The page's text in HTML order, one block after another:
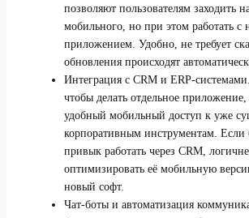
позволяют пользователям заходить
мобильного, но при этом работать с
приложением. Удобно, не требует
обновления происходят
Интеграция с CRM и ERP-
чтобы делать отдельное
удобный мобильный доступ к уже
корпоративным инструментам. Если
привык работать через CRM,
оптимизировать её мобильную
новый софт.
Чат-боты и автоматизация